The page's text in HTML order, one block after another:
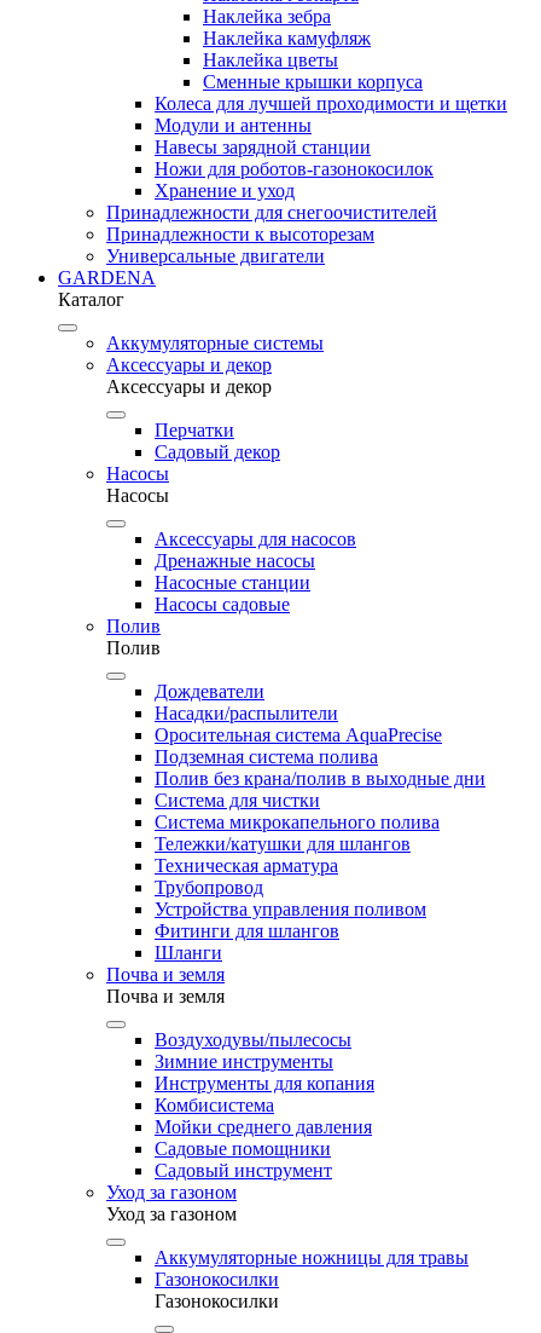
Наклейка зебра
Наклейка камуфляж
Наклейка цветы
Сменные крышки корпуса
Колеса для лучшей проходимости и щетки
Модули и антенны
Навесы зарядной станции
Ножи для роботов-газонокосилок
Хранение и уход
Принадлежности для снегоочистителей
Принадлежности к высоторезам
Универсальные двигатели
GARDENA
Каталог
Аккумуляторные системы
Аксессуары и декор
Аксессуары и декор
Перчатки
Садовый декор
Насосы
Насосы
Аксессуары для насосов
Дренажные насосы
Насосные станции
Насосы садовые
Полив
Полив
Дождеватели
Насадки/распылители
Оросительная система AquaPrecise
Подземная система полива
Полив без крана/полив в выходные дни
Система для чистки
Система микрокапельного полива
Тележки/катушки для шлангов
Техническая арматура
Трубопровод
Устройства управления поливом
Фитинги для шлангов
Шланги
Почва и земля
Почва и земля
Воздуходувы/пылесосы
Зимние инструменты
Инструменты для копания
Комбисистема
Мойки среднего давления
Садовые помощники
Садовый инструмент
Уход за газоном
Уход за газоном
Аккумуляторные ножницы для травы
Газонокосилки
Газонокосилки